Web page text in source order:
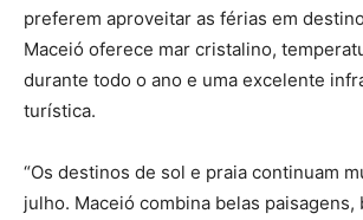
preferem aproveitar as férias em
Maceió oferece mar cristalino,
durante todo o ano e uma excelente
turística.
“Os destinos de sol e praia continuam
julho. Maceió combina belas paisagens,